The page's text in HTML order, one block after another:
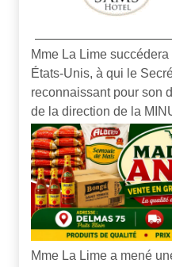
Mme La Lime
États-Unis, à qui le
reconnaissant pour son
de la direction de la
Mme La Lime a mené